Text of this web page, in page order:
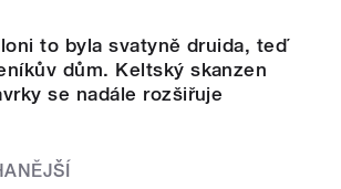
to byla svatyně druida, teď
dům. Keltský skanzen
se nadále rozšiřuje